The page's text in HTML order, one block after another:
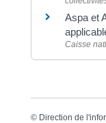
Aspa et
Caisse
© Direction de